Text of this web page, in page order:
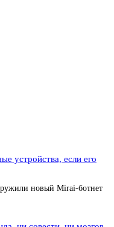
устройства, если его
новый Mirai-ботнет